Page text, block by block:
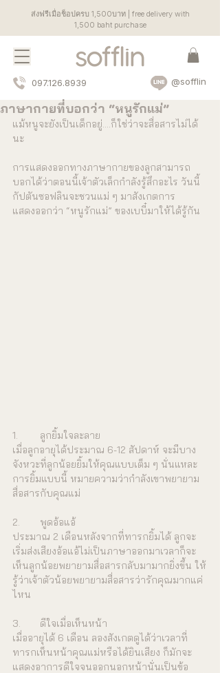
ส่งฟรีเมื่อช็อปครบ 1,500บาท | free delivery with
1,500 baht purchase
097.126.8939 @sofflin
ภาษากายที่บอกว่า “หนูรักแม่”
แม้หนูจะยังเป็นเด็กอยู่….ก็ใช่ว่าจะสื่อสารไม่ได้
นะ
การแสดงออกทางภาษากายของลูกสามารถ
บอกได้ว่าตอนนี้เจ้าตัวเล็กกำลังรู้สึกอะไร วันนี้
กัปตันซอฟลินจะชวนแม่ ๆ มาสังเกตการ
แสดงออกว่า “หนูรักแม่” ของเบบี๋มาให้ได้รู้กัน
1.	ลูกยิ้มใจละลาย
เมื่อลูกอายุได้ประมาณ 6-12 สัปดาห์ จะมีบาง
จังหวะที่ลูกน้อยยิ้มให้คุณแบบเต็ม ๆ นั่นแหละ
การยิ้มแบบนี้ หมายความว่ากำลังเขาพยายาม
สื่อสารกับคุณแม่
2.	พูดอ้อแอ้
ประมาณ 2 เดือนหลังจากที่ทารกยิ้มได้ ลูกจะ
เริ่มส่งเสียงอ้อแอ้ไม่เป็นภาษาออกมาเวลาก็จะ
เห็นลูกน้อยพยายามสื่อสารกลับมามากยิ่งขึ้น ให้
รู้ว่าเจ้าตัวน้อยพยายามสื่อสารว่ารักคุณมากแค่
ไหน
3.	ดีใจเมื่อเห็นหน้า
เมื่ออายุได้ 6 เดือน ลองสังเกตดูได้ว่าเวลาที่
ทารกเห็นหน้าคุณแม่หรือได้ยินเสียง ก็มักจะ
แสดงอาการดีใจจนออกนอกหน้านั่นเป็นข้อ